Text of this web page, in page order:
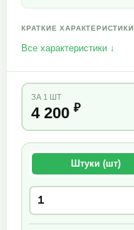
КРАТКИЕ ХАРАКТЕРИСТИКИ
Все характеристики ↓
ЗА 1 ШТ
4 200 ₽
Штуки (шт)